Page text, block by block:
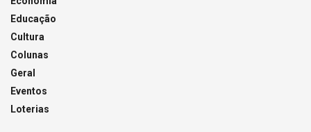
Educação
Cultura
Colunas
Geral
Eventos
Loterias